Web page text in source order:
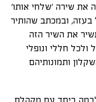
את שירה 'שלחי אותו'
בעזה, ובמכתב שהותיר
את השיר הזה
ולכל חללי ונופלי
ותמונותיהם